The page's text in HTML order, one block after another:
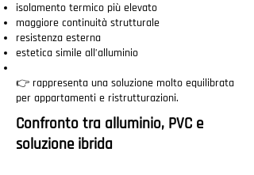
isolamento termico più elevato
maggiore continuità strutturale
resistenza esterna
estetica simile all’alluminio
👉 rappresenta una soluzione molto equilibrata
per appartamenti e ristrutturazioni.
Confronto tra alluminio, PVC e
soluzione ibrida